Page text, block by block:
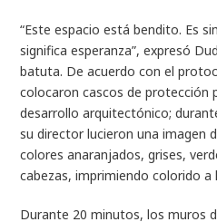
“Este espacio está bendito. Es
significa esperanza”, expresó
batuta. De acuerdo con el
colocaron cascos de protección
desarrollo arquitectónico;
su director lucieron una imagen
colores anaranjados, grises,
cabezas, imprimiendo colorido a
Durante 20 minutos, los muros